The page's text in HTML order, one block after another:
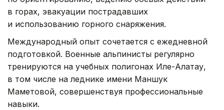
в горах, эвакуации пострадавших
и использованию горного снаряжения.
Международный опыт сочетается с ежедневной
подготовкой. Военные альпинисты регулярно
тренируются на учебных полигонах Иле-Алатау,
в том числе на леднике имени Маншук
Маметовой, совершенствуя профессиональные
навыки.